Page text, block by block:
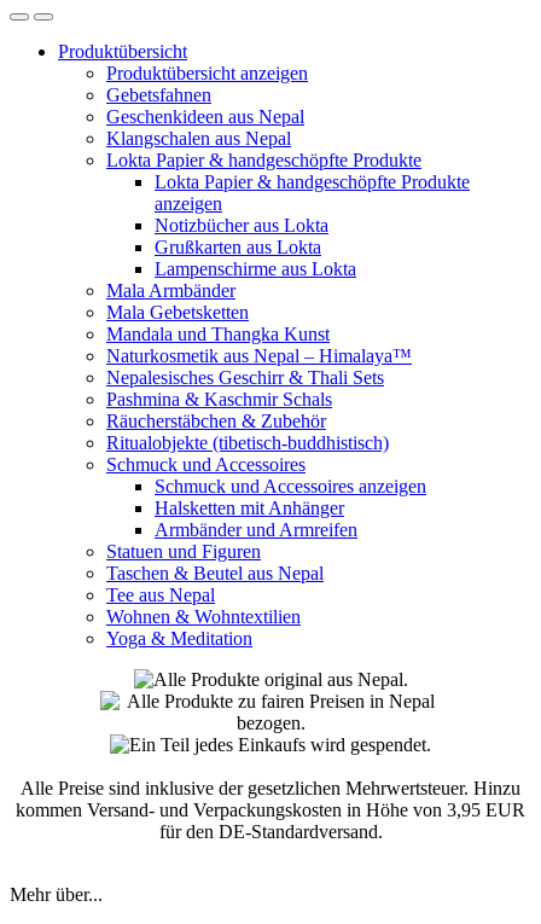
Produktübersicht
Produktübersicht anzeigen
Gebetsfahnen
Geschenkideen aus Nepal
Klangschalen aus Nepal
Lokta Papier & handgeschöpfte Produkte
Lokta Papier & handgeschöpfte Produkte
anzeigen
Notizbücher aus Lokta
Grußkarten aus Lokta
Lampenschirme aus Lokta
Mala Armbänder
Mala Gebetsketten
Mandala und Thangka Kunst
Naturkosmetik aus Nepal – Himalaya™
Nepalesisches Geschirr & Thali Sets
Pashmina & Kaschmir Schals
Räucherstäbchen & Zubehör
Ritualobjekte (tibetisch-buddhistisch)
Schmuck und Accessoires
Schmuck und Accessoires anzeigen
Halsketten mit Anhänger
Armbänder und Armreifen
Statuen und Figuren
Taschen & Beutel aus Nepal
Tee aus Nepal
Wohnen & Wohntextilien
Yoga & Meditation
Alle Preise sind inklusive der gesetzlichen Mehrwertsteuer. Hinzu
kommen Versand- und Verpackungskosten in Höhe von 3,95 EUR
für den DE-Standardversand.
Mehr über...